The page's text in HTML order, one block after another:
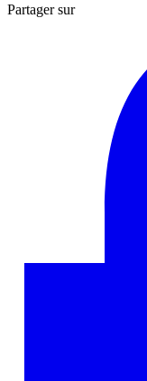
Partager sur